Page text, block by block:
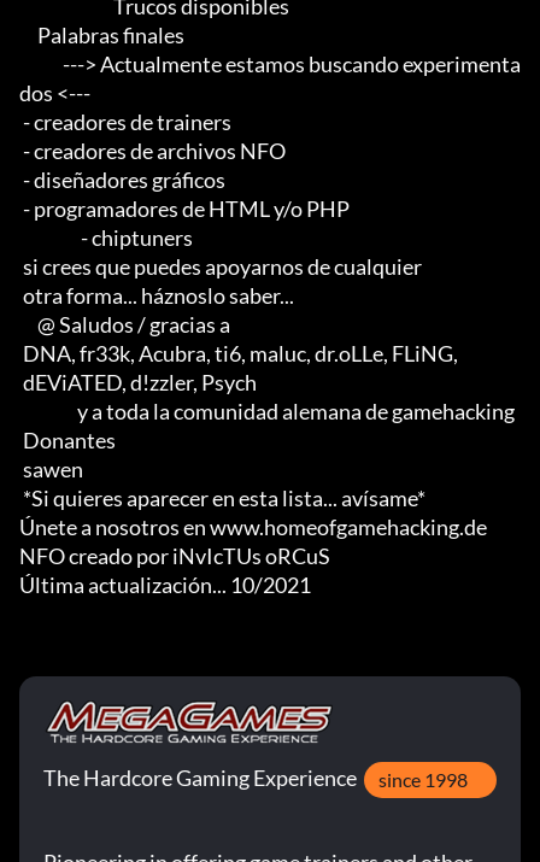
dos <---
Únete a nosotros en www.homeofgamehacking.de
NFO creado por iNvIcTUs oRCuS
Última actualización... 10/2021
The Hardcore Gaming Experience since 1998